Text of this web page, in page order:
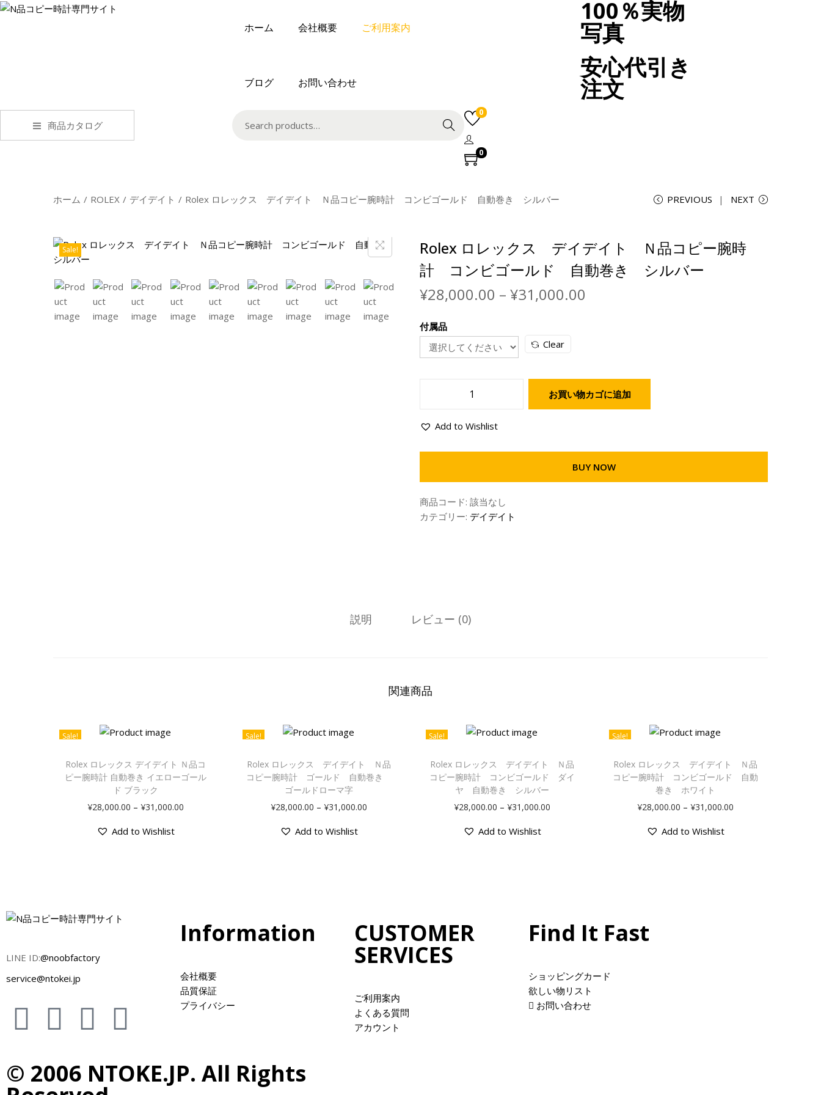
ホーム 会社概要 ご利用案内
ブログ お問い合わせ
100％実物
写真
安心代引き
注文
商品カタログ Search
0
0
ホーム / ROLEX / デイデイト / Rolex ロレックス デイデイト Ｎ品コピー腕時計 コンビゴールド 自動巻き シルバー PREVIOUS NEXT
Sale!
Rolex ロレックス デイデイト Ｎ品コピー腕時
計 コンビゴールド 自動巻き シルバー
¥28,000.00 – ¥31,000.00
付属品
Clear
お買い物カゴに追加
Add to Wishlist
BUY NOW
商品コード: 該当なし
カテゴリー: デイデイト
説明 レビュー (0)
関連商品
Sale!
Rolex ロレックス デイデイト Ｎ品コ
ピー腕時計 自動巻き イエローゴール
ド ブラック
¥28,000.00 – ¥31,000.00
Add to Wishlist
Sale!
Rolex ロレックス デイデイト Ｎ品
コピー腕時計 ゴールド 自動巻き
ゴールドローマ字
¥28,000.00 – ¥31,000.00
Add to Wishlist
Sale!
Rolex ロレックス デイデイト Ｎ品
コピー腕時計 コンビゴールド ダイ
ヤ 自動巻き シルバー
¥28,000.00 – ¥31,000.00
Add to Wishlist
Sale!
Rolex ロレックス デイデイト Ｎ品
コピー腕時計 コンビゴールド 自動
巻き ホワイト
¥28,000.00 – ¥31,000.00
Add to Wishlist
LINE ID:@noobfactory
service@ntokei.jp
Information
会社概要
品質保証
プライバシー
CUSTOMER
SERVICES
ご利用案内
よくある質問
アカウント
Find It Fast
ショッピングカード
欲しい物リスト
お問い合わせ
© 2006 NTOKE.JP. All Rights